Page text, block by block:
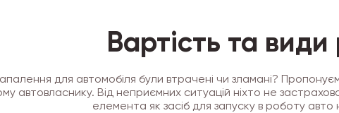
Вартість та види
для автомобіля були втрачені чи зламані?
автовласнику. Від неприємних ситуацій ніхто не
елемента як засіб для запуску в роботу авто